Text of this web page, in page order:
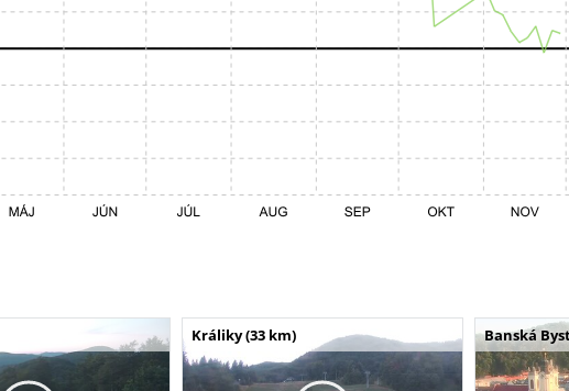
Králiky (33 km) Banská